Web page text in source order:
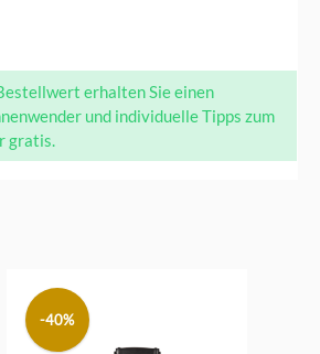
erhalten Sie einen
und individuelle Tipps zum
gratis.
-40%